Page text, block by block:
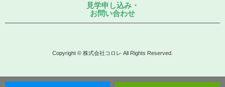
見学申し込み・
お問い合わせ
Copyright © 株式会社コロレ All Rights Reserved.